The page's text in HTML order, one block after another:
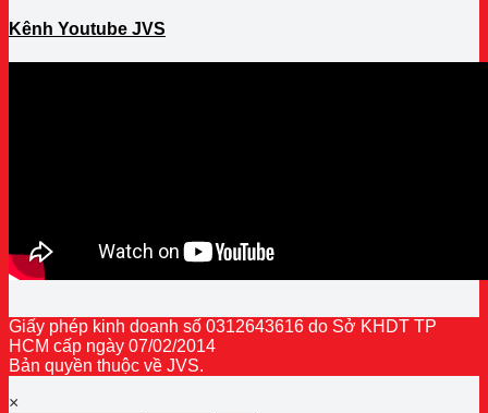
Kênh Youtube JVS
Giấy phép kinh doanh số 0312643616 do Sở KHDT TP
HCM cấp ngày 07/02/2014
Bản quyền thuộc về JVS.
×